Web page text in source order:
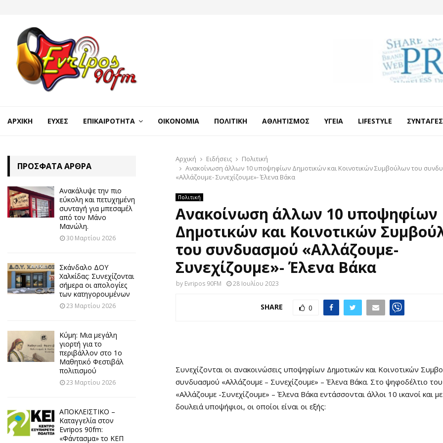
ΑΡΧΙΚΉ ΕΥΧΈΣ ΕΠΙΚΑΙΡΌΤΗΤΑ ΟΙΚΟΝΟΜΊΑ ΠΟΛΙΤΙΚΉ ΑΘΛΗΤΙΣΜΌΣ ΥΓΕΊΑ LIFESTYLE ΣΥΝΤΑΓΈΣ
Αρχική Ειδήσεις
Πολιτική
Ανακοίνωση άλλων 10 υποψηφίων Δημοτικών και Κοινοτικών Συμβούλων του
«Αλλάζουμε- Συνεχίζουμε»- Έλενα Βάκα
Πολιτική
Ανακοίνωση άλλων 10 υποψηφίων
Δημοτικών και Κοινοτικών
του συνδυασμού «Αλλάζουμε-
Συνεχίζουμε»- Έλενα Βάκα
by Evripos 90FM 28 Ιουλίου 2023
SHARE 0
Συνεχίζονται οι ανακοινώσεις υποψηφίων Δημοτικών και Κοινοτικών
συνδυασμού «Αλλάζουμε – Συνεχίζουμε» – Έλενα Βάκα. Στο ψηφοδέλτιο
«Αλλάζουμε -Συνεχίζουμε» – Έλενα Βάκα εντάσσονται άλλοι 10 ικανοί και
δουλειά υποψήφιοι, οι οποίοι είναι οι εξής:
ΠΡΌΣΦΑΤΑ ΆΡΘΡΑ
Ανακάλυψε την πιο
εύκολη και πετυχημένη
συνταγή για μπεσαμέλ
από τον Μάνο
Μανώλη.
30 Μαρτίου 2026
Σκάνδαλο ΔΟΥ
Χαλκίδας: Συνεχίζονται
σήμερα οι απολογίες
των κατηγορουμένων
23 Μαρτίου 2026
Κύμη: Μια μεγάλη
γιορτή για το
περιβάλλον στο 1ο
Μαθητικό Φεστιβάλ
πολιτισμού
23 Μαρτίου 2026
ΑΠΟΚΛΕΙΣΤΙΚΟ –
Καταγγελία στον
Evripos 90fm:
«Φάντασμα» το ΚΕΠ